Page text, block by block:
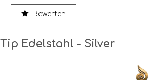
Edelstahl - Silver
Bewerten